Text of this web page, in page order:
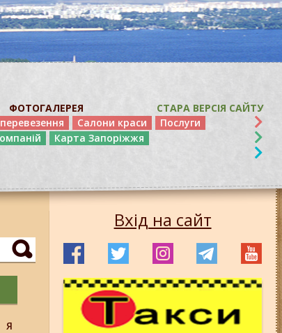
ФОТОГАЛЕРЕЯ
СТАРА ВЕРСІЯ САЙТУ
Салони краси
Послуги
Карта Запоріжжя
Я
Вхід на сайт